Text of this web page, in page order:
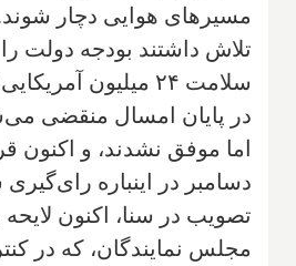
مسیرهای هوایی دچار
تلاش داشتند بودجه دولت را
سلامت ۲۴ میلیون
در پایان امسال منقضی
اما موفق نشدند، و اکنون
دسامبر در اینباره
تصویب در سنا، اکنون
مجلس نمایندگان، که در